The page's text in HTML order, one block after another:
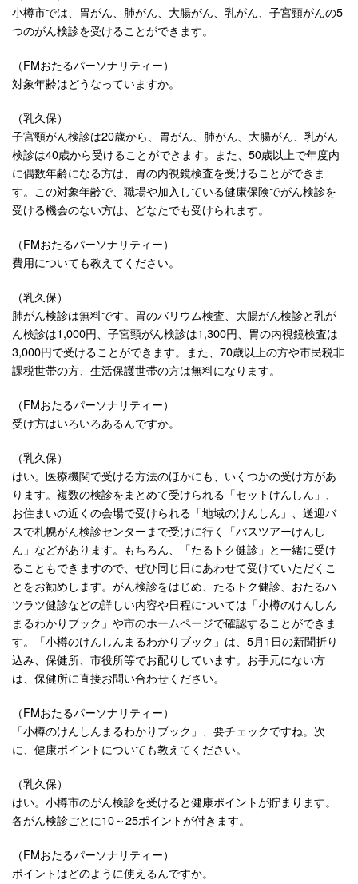
小樽市では、胃がん、肺がん、大腸がん、乳がん、子宮頸がんの5
つのがん検診を受けることができます。
（FMおたるパーソナリティー）
対象年齢はどうなっていますか。
（乳久保）
子宮頸がん検診は20歳から、胃がん、肺がん、大腸がん、乳がん
検診は40歳から受けることができます。また、50歳以上で年度内
に偶数年齢になる方は、胃の内視鏡検査を受けることができま
す。この対象年齢で、職場や加入している健康保険でがん検診を
受ける機会のない方は、どなたでも受けられます。
（FMおたるパーソナリティー）
費用についても教えてください。
（乳久保）
肺がん検診は無料です。胃のバリウム検査、大腸がん検診と乳が
ん検診は1,000円、子宮頸がん検診は1,300円、胃の内視鏡検査は
3,000円で受けることができます。また、70歳以上の方や市民税非
課税世帯の方、生活保護世帯の方は無料になります。
（FMおたるパーソナリティー）
受け方はいろいろあるんですか。
（乳久保）
はい。医療機関で受ける方法のほかにも、いくつかの受け方があ
ります。複数の検診をまとめて受けられる「セットけんしん」、
お住まいの近くの会場で受けられる「地域のけんしん」、送迎バ
スで札幌がん検診センターまで受けに行く「バスツアーけんし
ん」などがあります。もちろん、「たるトク健診」と一緒に受け
ることもできますので、ぜひ同じ日にあわせて受けていただくこ
とをお勧めします。がん検診をはじめ、たるトク健診、おたるハ
ツラツ健診などの詳しい内容や日程については「小樽のけんしん
まるわかりブック」や市のホームページで確認することができま
す。「小樽のけんしんまるわかりブック」は、5月1日の新聞折り
込み、保健所、市役所等でお配りしています。お手元にない方
は、保健所に直接お問い合わせください。
（FMおたるパーソナリティー）
「小樽のけんしんまるわかりブック」、要チェックですね。次
に、健康ポイントについても教えてください。
（乳久保）
はい。小樽市のがん検診を受けると健康ポイントが貯まります。
各がん検診ごとに10～25ポイントが付きます。
（FMおたるパーソナリティー）
ポイントはどのように使えるんですか。